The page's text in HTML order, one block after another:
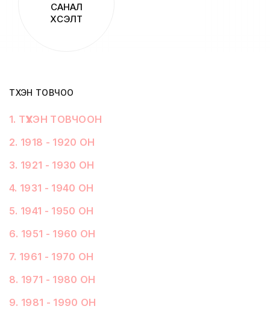
САНАЛ
ХҮСЭЛТ
ТҮҮХЭН ТОВЧОО
1. ТҮҮХЭН ТОВЧООН
2. 1918 - 1920 ОН
3. 1921 - 1930 ОН
4. 1931 - 1940 ОН
5. 1941 - 1950 ОН
6. 1951 - 1960 ОН
7. 1961 - 1970 ОН
8. 1971 - 1980 ОН
9. 1981 - 1990 ОН